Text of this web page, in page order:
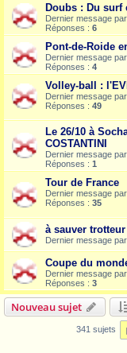
Doubs : Du surf
Dernier message par
Réponses : 6
Pont-de-Roide
Dernier message par
Réponses : 4
Volley-ball :
Dernier message par
Réponses : 49
Le 26/10 à
COSTANTINI
Dernier message par
Réponses : 1
Tour de France
Dernier message par
Réponses : 35
à sauver
Dernier message par
Coupe du
Dernier message par
Réponses : 3
Nouveau sujet
341 sujets